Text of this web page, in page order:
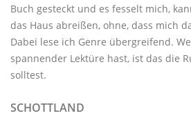
Buch gesteckt und es fesselt mich,
das Haus abreißen, ohne, dass mich
Dabei lese ich Genre übergreifend.
spannender Lektüre hast, ist das die
solltest.
SCHOTTLAND